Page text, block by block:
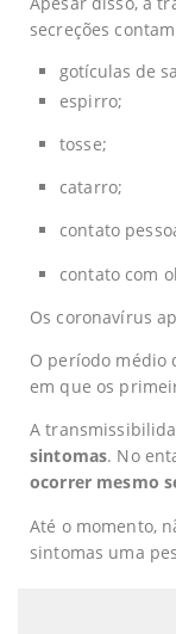
secreções
gotículas de
espirro;
tosse;
catarro;
contato
contato com
Os coronavírus
O período médio
em que os
A
sintomas. No
ocorrer mesmo
Até o momento,
sintomas uma